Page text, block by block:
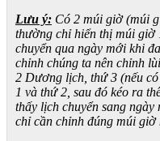
Lưu ý: Có 2 múi giờ (múi
thường chỉ hiển thị múi
chuyển qua ngày mới khi
chỉnh chúng ta nên chỉnh
2 Dương lịch, thứ 3 (nếu
1 và thứ 2, sau đó kéo ra
thấy lịch chuyển sang
chỉ cần chỉnh đúng múi